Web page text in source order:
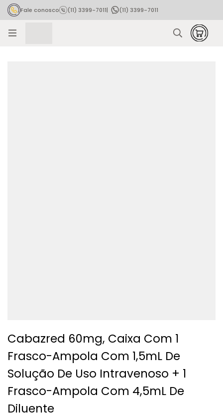
Fale conosco (11) 3399-7011|
(11) 3399-7011
Cabazred 60mg, Caixa Com 1
Frasco-Ampola Com 1,5mL De
Solução De Uso Intravenoso + 1
Frasco-Ampola Com 4,5mL De
Diluente